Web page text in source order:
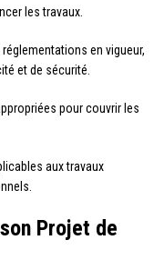
les travaux.
en vigueur,
et de sécurité.
pour couvrir les
aux travaux
Projet de